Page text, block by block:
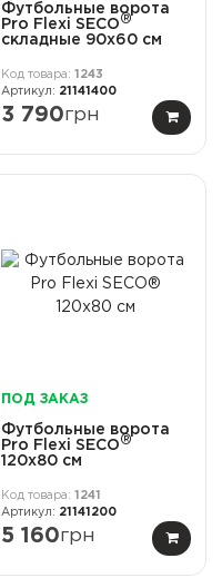
Футбольные ворота
Pro Flexi SECO®
складные 90x60 см
1243
21141400
3 790грн
ПОД ЗАКАЗ
Футбольные ворота
Pro Flexi SECO®
120x80 см
1241
21141200
5 160грн